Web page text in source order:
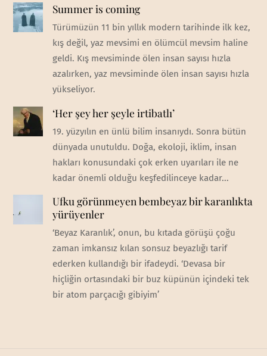
Summer is coming
Türümüzün 11 bin yıllık modern tarihinde ilk kez,
kış değil, yaz mevsimi en ölümcül mevsim haline
geldi. Kış mevsiminde ölen insan sayısı hızla
azalırken, yaz mevsiminde ölen insan sayısı hızla
yükseliyor.
‘Her şey her şeyle irtibatlı’
19. yüzyılın en ünlü bilim insanıydı. Sonra bütün
dünyada unutuldu. Doğa, ekoloji, iklim, insan
hakları konusundaki çok erken uyarıları ile ne
kadar önemli olduğu keşfedilinceye kadar...
Ufku görünmeyen bembeyaz bir karanlıkta
yürüyenler
‘Beyaz Karanlık’, onun, bu kıtada görüşü çoğu
zaman imkansız kılan sonsuz beyazlığı tarif
ederken kullandığı bir ifadeydi. ‘Devasa bir
hiçliğin ortasındaki bir buz küpünün içindeki tek
bir atom parçacığı gibiyim’